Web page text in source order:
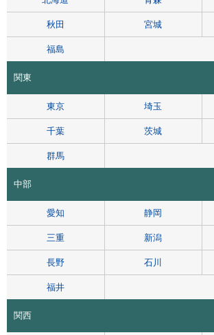
秋田 宮城
福島
関東
東京 埼玉
千葉 茨城
群馬
中部
愛知 静岡
三重 新潟
長野 石川
福井
関西